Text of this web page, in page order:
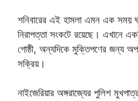
শনিবারের এই হামলা এমন এক সময়
নিরাপত্তা সংকটে রয়েছে। এখানে
গোষ্ঠী, অন্যদিকে মুক্তিপণের জন্য
সক্রিয়।
নাইজেরিয়ার অঙ্গরাজ্যের পুলিশ